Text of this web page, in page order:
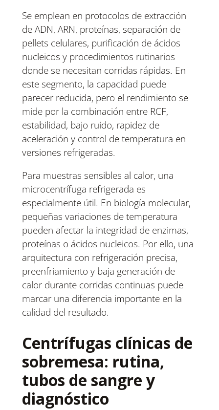
Se emplean en protocolos de extracción
de ADN, ARN, proteínas, separación de
pellets celulares, purificación de ácidos
nucleicos y procedimientos rutinarios
donde se necesitan corridas rápidas. En
este segmento, la capacidad puede
parecer reducida, pero el rendimiento se
mide por la combinación entre RCF,
estabilidad, bajo ruido, rapidez de
aceleración y control de temperatura en
versiones refrigeradas.
Para muestras sensibles al calor, una
microcentrífuga refrigerada es
especialmente útil. En biología molecular,
pequeñas variaciones de temperatura
pueden afectar la integridad de enzimas,
proteínas o ácidos nucleicos. Por ello, una
arquitectura con refrigeración precisa,
preenfriamiento y baja generación de
calor durante corridas continuas puede
marcar una diferencia importante en la
calidad del resultado.
Centrífugas clínicas de
sobremesa: rutina,
tubos de sangre y
diagnóstico